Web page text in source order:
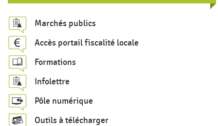
e
c
h
e
r
c
h
e
Marchés publics
Accès portail fiscalité locale
Formations
Infolettre
Pôle numérique
Outils à télécharger